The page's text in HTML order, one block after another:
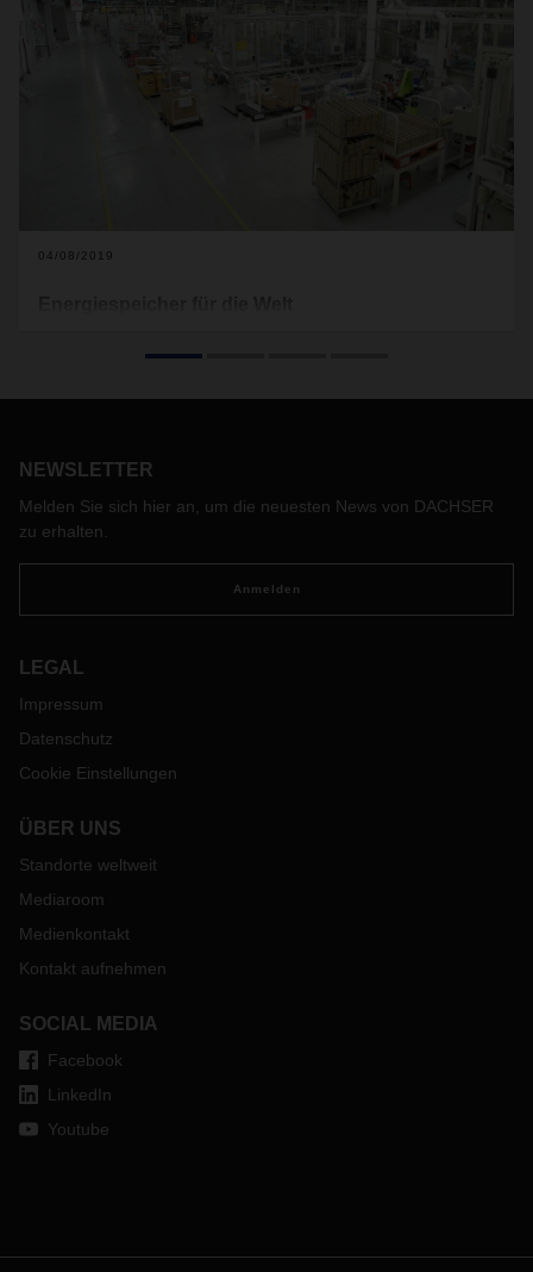
04/08/2019
Logistik liegt ganz in den Händen von DACHSER.
NEWSLETTER
Melden Sie sich hier an, um die neuesten News von DACHSER
zu erhalten.
Anmelden
LEGAL
Impressum
Datenschutz
Cookie Einstellungen
ÜBER UNS
Standorte weltweit
Mediaroom
Medienkontakt
Kontakt aufnehmen
SOCIAL MEDIA
Facebook
LinkedIn
Youtube